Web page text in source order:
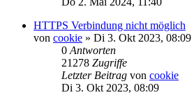
HTTPS Verbindung nicht möglich
von cookie » Di 3. Okt 2023, 08:09
0 Antworten
21278 Zugriffe
Letzter Beitrag von cookie
Di 3. Okt 2023, 08:09